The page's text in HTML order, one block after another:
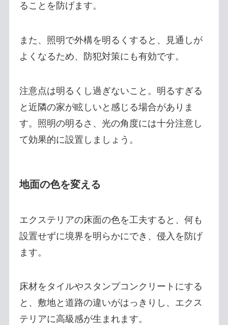
ることを防げます。
また、照明で外構を明るくすると、見通しが
よくなるため、防犯対策にも有効です。
注意点は明るくし過ぎないこと。明るすぎる
と近隣の家が眩しいと感じる場合がありま
す。照明の明るさ、光の角度には十分注意し
て効果的に設置しましょう。
地面の色を変える
エクステリアの床面の色を工夫すると、何も
設置せずに境界を明らかにでき、侵入を防げ
ます。
床材をタイルやスタンプコンクリートにする
と、敷地と道路の違いがはっきりし、エクス
テリアに高級感が生まれます。